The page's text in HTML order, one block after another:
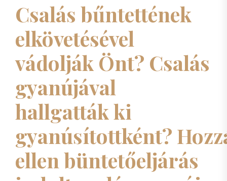
Csalás bűntettének
elkövetésével
vádolják Önt? Csalás
gyanújával
hallgatták ki
gyanúsítottként?
ellen büntetőeljárás